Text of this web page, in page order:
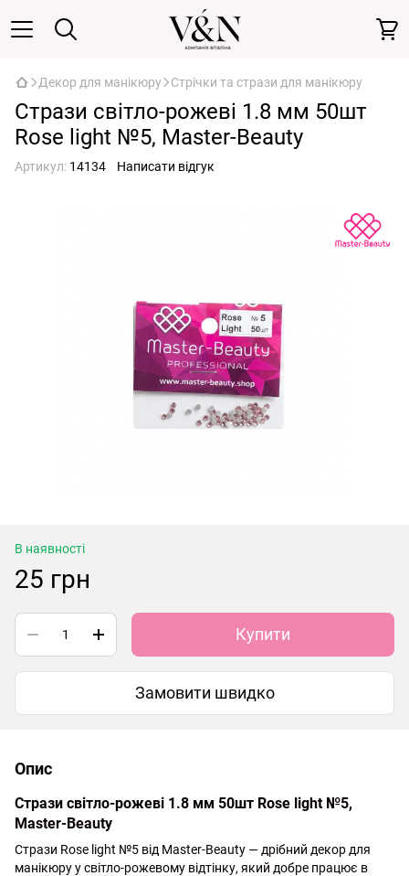
Декор для манікюру Стрічки та стрази для манікюру
Стрази світло-рожеві 1.8 мм 50шт
Rose light №5, Master-Beauty
Артикул: 14134 Написати відгук
В наявності
25 грн
Купити
Замовити швидко
Опис
Стрази світло-рожеві 1.8 мм 50шт Rose light №5,
Master-Beauty
Стрази Rose light №5 від Master-Beauty — дрібний декор для
манікюру у світло-рожевому відтінку, який добре працює в